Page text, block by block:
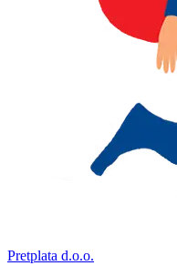
Pretplata d.o.o.